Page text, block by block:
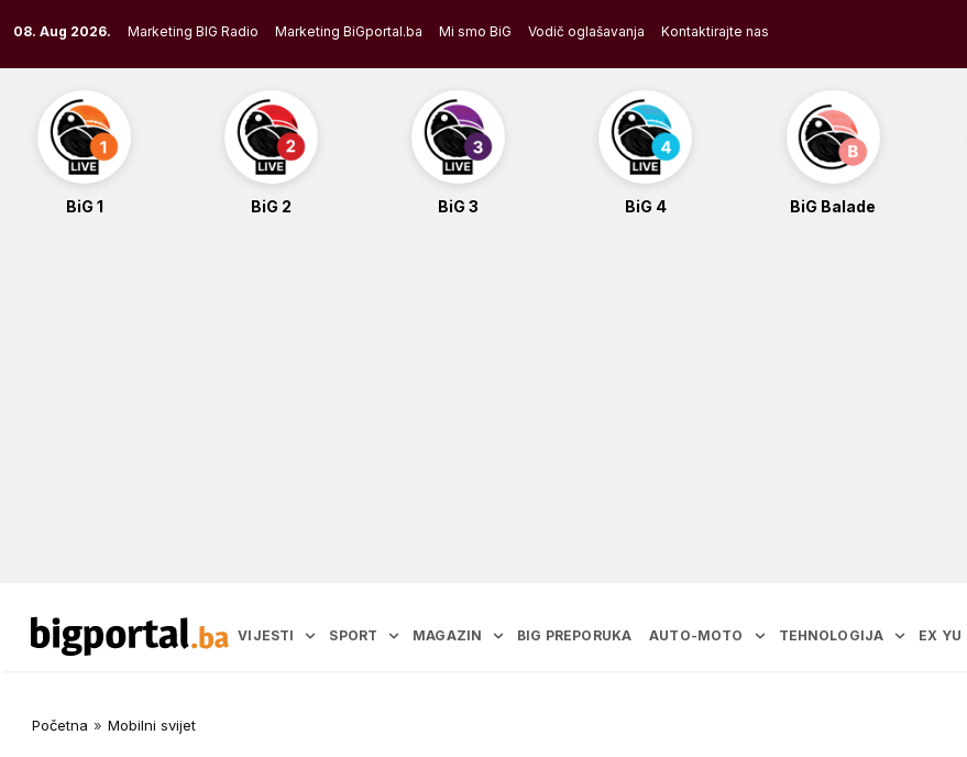
to
content
08. Aug 2026. Marketing BIG Radio Marketing BiGportal.ba Mi smo BiG Vodič oglašavanja Kontaktirajte nas
BiG 1 BiG 2 BiG 3 BiG 4 BiG Balade
VIJESTI SPORT MAGAZIN BIG PREPORUKA AUTO-MOTO TEHNOLOGIJA EX YU
Početna » Mobilni svijet